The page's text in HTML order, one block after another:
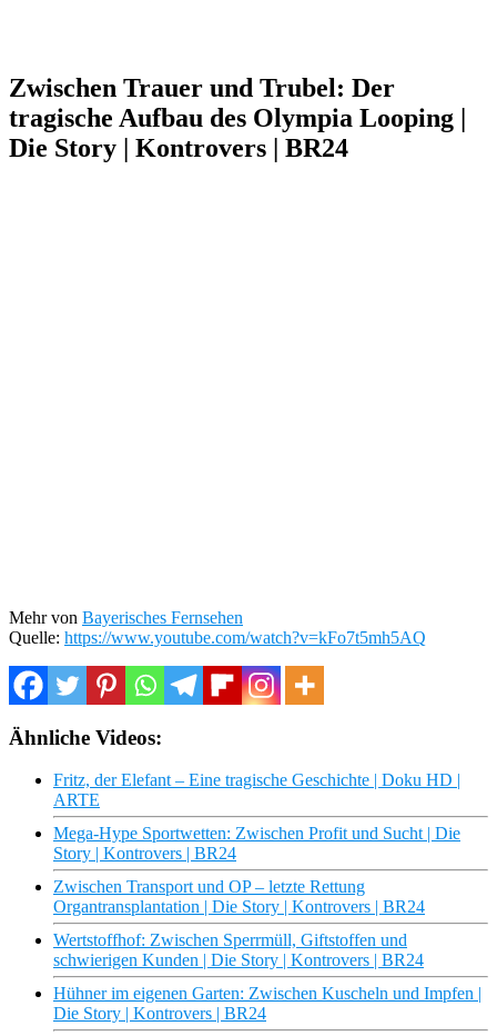
Zwischen Trauer und Trubel: Der
tragische Aufbau des Olympia Looping |
Die Story | Kontrovers | BR24
Mehr von Bayerisches Fernsehen
Quelle: https://www.youtube.com/watch?v=kFo7t5mh5AQ
Ähnliche Videos:
Fritz, der Elefant – Eine tragische Geschichte | Doku HD |
ARTE
Mega-Hype Sportwetten: Zwischen Profit und Sucht | Die
Story | Kontrovers | BR24
Zwischen Transport und OP – letzte Rettung
Organtransplantation | Die Story | Kontrovers | BR24
Wertstoffhof: Zwischen Sperrmüll, Giftstoffen und
schwierigen Kunden | Die Story | Kontrovers | BR24
Hühner im eigenen Garten: Zwischen Kuscheln und Impfen |
Die Story | Kontrovers | BR24